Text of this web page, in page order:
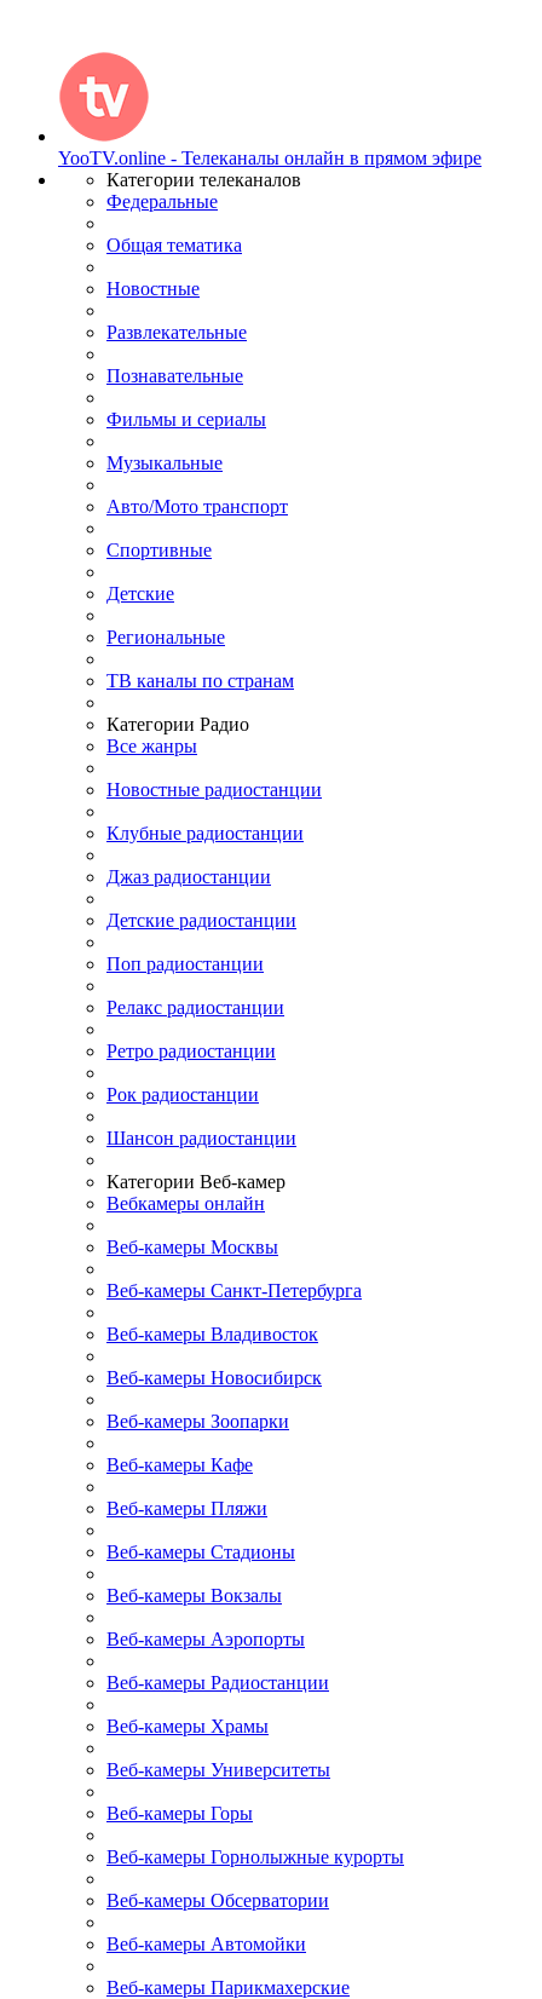
YooTV.online - Телеканалы онлайн в прямом эфире
Категории телеканалов
Федеральные
Общая тематика
Новостные
Развлекательные
Познавательные
Фильмы и сериалы
Музыкальные
Авто/Мото транспорт
Спортивные
Детские
Региональные
ТВ каналы по странам
Категории Радио
Все жанры
Новостные радиостанции
Клубные радиостанции
Джаз радиостанции
Детские радиостанции
Поп радиостанции
Релакс радиостанции
Ретро радиостанции
Рок радиостанции
Шансон радиостанции
Категории Веб-камер
Вебкамеры онлайн
Веб-камеры Москвы
Веб-камеры Санкт-Петербурга
Веб-камеры Владивосток
Веб-камеры Новосибирск
Веб-камеры Зоопарки
Веб-камеры Кафе
Веб-камеры Пляжи
Веб-камеры Стадионы
Веб-камеры Вокзалы
Веб-камеры Аэропорты
Веб-камеры Радиостанции
Веб-камеры Храмы
Веб-камеры Университеты
Веб-камеры Горы
Веб-камеры Горнолыжные курорты
Веб-камеры Обсерватории
Веб-камеры Автомойки
Веб-камеры Парикмахерские